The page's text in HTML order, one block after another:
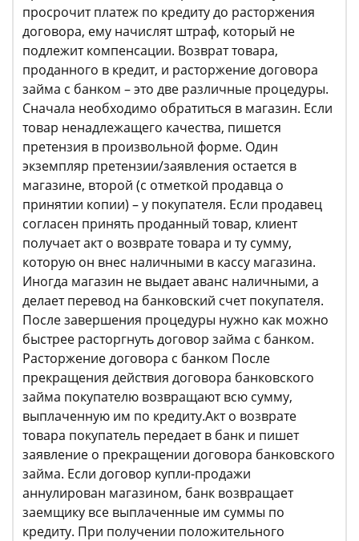
просрочит платеж по кредиту до расторжения
договора, ему начислят штраф, который не
подлежит компенсации. Возврат товара,
проданного в кредит, и расторжение договора
займа с банком – это две различные процедуры.
Сначала необходимо обратиться в магазин. Если
товар ненадлежащего качества, пишется
претензия в произвольной форме. Один
экземпляр претензии/заявления остается в
магазине, второй (с отметкой продавца о
принятии копии) – у покупателя. Если продавец
согласен принять проданный товар, клиент
получает акт о возврате товара и ту сумму,
которую он внес наличными в кассу магазина.
Иногда магазин не выдает аванс наличными, а
делает перевод на банковский счет покупателя.
После завершения процедуры нужно как можно
быстрее расторгнуть договор займа с банком.
Расторжение договора с банком После
прекращения действия договора банковского
займа покупателю возвращают всю сумму,
выплаченную им по кредиту.Акт о возврате
товара покупатель передает в банк и пишет
заявление о прекращении договора банковского
займа. Если договор купли-продажи
аннулирован магазином, банк возвращает
заемщику все выплаченные им суммы по
кредиту. При получении положительного